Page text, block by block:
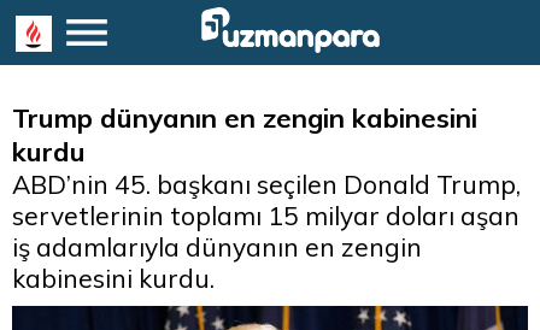
Trump dünyanın en zengin kabinesini
kurdu
ABD’nin 45. başkanı seçilen Donald Trump,
servetlerinin toplamı 15 milyar doları aşan
iş adamlarıyla dünyanın en zengin
kabinesini kurdu.